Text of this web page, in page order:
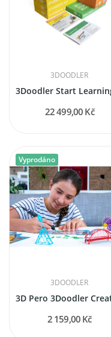
3DOODLER
22 499,00 Kč
Vyprodáno
3DOODLER
2 159,00 Kč